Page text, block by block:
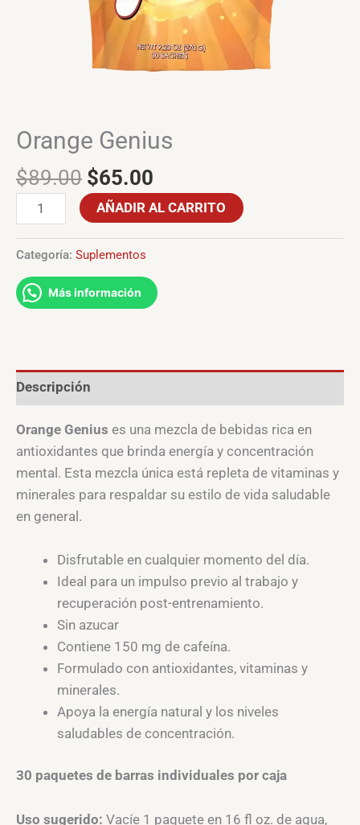
Orange Genius
$89.00 $65.00
AÑADIR AL CARRITO
Categoría: Suplementos
Más información
Descripción
Orange Genius es una mezcla de bebidas rica en
antioxidantes que brinda energía y concentración
mental. Esta mezcla única está repleta de vitaminas y
minerales para respaldar su estilo de vida saludable
en general.
Disfrutable en cualquier momento del día.
Ideal para un impulso previo al trabajo y
recuperación post-entrenamiento.
Sin azucar
Contiene 150 mg de cafeína.
Formulado con antioxidantes, vitaminas y
minerales.
Apoya la energía natural y los niveles
saludables de concentración.
30 paquetes de barras individuales por caja
Uso sugerido: Vacíe 1 paquete en 16 fl oz. de agua,